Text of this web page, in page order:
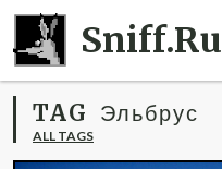
Sniff.Ru
TAG Эльбрус
ALL TAGS